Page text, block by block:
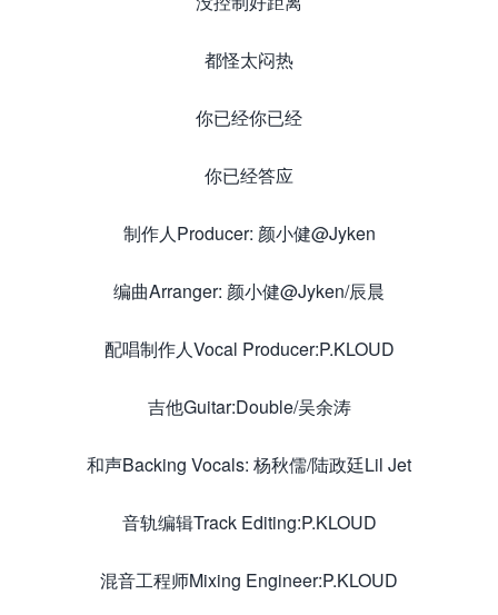
都怪太闷热
你已经你已经
你已经答应
制作人Producer: 颜小健@Jyken
编曲Arranger: 颜小健@Jyken/辰晨
配唱制作人Vocal Producer:P.KLOUD
吉他Guitar:Double/吴余涛
和声Backing Vocals: 杨秋儒/陆政廷Lil Jet
音轨编辑Track Editing:P.KLOUD
混音工程师Mixing Engineer:P.KLOUD